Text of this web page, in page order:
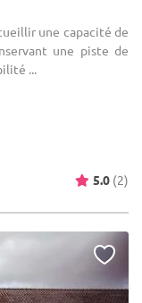
une capacité de
une piste de
...
5.0 (2)